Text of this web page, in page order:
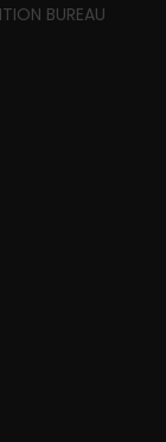
BUREAU